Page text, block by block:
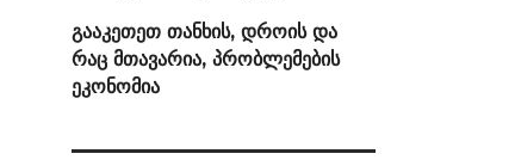
გააკეთეთ თანხის, დროის და
რაც მთავარია, პრობლემების
ეკონომია